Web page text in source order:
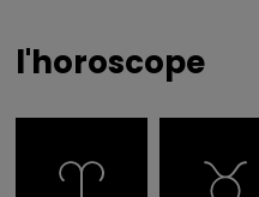
l'horoscope